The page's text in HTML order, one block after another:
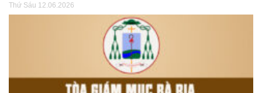
Thứ Sáu 12.06.2026